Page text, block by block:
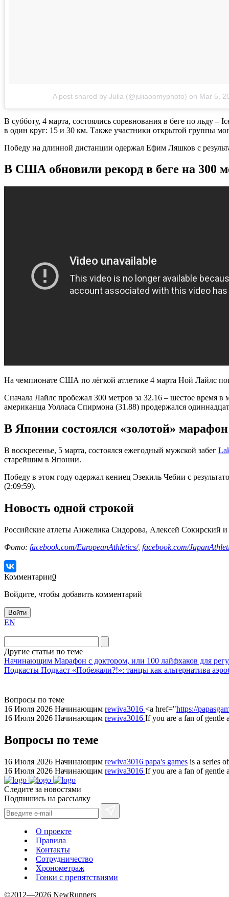
A post shared by Julia (@juliaoomyphoto) on Mar 5,
В субботу, 4 марта, состоялись соревнования в беге по льду
в один круг: 15 и 30 км. Также участники открытой группы
Победу на длинной дистанции одержал Ефим Ляшков с
В США обновили рекорд в беге на 300
На чемпионате США по лёгкой атлетике 4 марта Ной Лайлс
Сначала Лайлс пробежал 300 метров за 32.16 – шестое время
американца Уолласа Спирмона (31.88) продержался
В Японии состоялся «золотой» марафон
В воскресенье, 5 марта, состоялся ежегодный мужской забег
старейшим в Японии.
Победу в этом году одержал кениец Эзекиль Чебии с
(2:09:59).
Новость одной строкой
Российские атлеты Анжелика Сидорова, Алексей Сокирский
Фото: facebook.com/EuropeanAthletics/, facebook.com/
Комментарии0
Войдите, чтобы добавить комментарий
Войти
EN
Другие статьи по теме
Начинающим Марафон с доктором, или 100 лайфхаков для
Подкасты Подкаст «Побежали?!»: танцы как альтернатива
Вопросы по теме
16 Июля 2026 Начинающим rewiva3016 <a href="https://
16 Июля 2026 Начинающим rewiva3016 If you are a fan of gentle
Вопросы по теме
16 Июля 2026 Начинающим rewiva3016 papa's games is a series
16 Июля 2026 Начинающим rewiva3016 If you are a fan of gentle
Следите за новостями
Подпишись на рассылку
О проекте
Правила
Контакты
Сотрудничество
Хронометраж
Гонки с препятствиями
©2012—2026 NewRunners